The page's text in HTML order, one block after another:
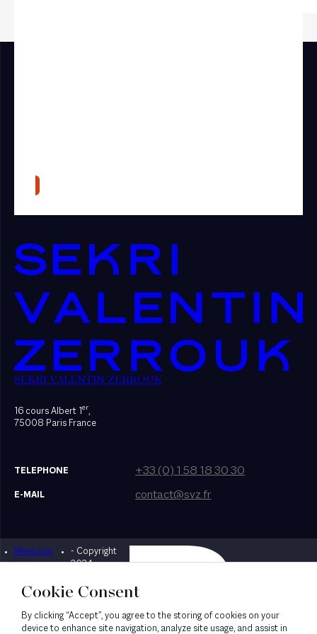
SEKRI VALENTIN ZERROUK
16 cours Albert 1er,
75008 Paris France
TELEPHONE +33 (0) 1 58 18 30 30
E-MAIL contact@svz.fr
Mentions
légales
- Copyright
2024
Designed by Bonhomme
Cookie Consent
By clicking “Accept”, you agree to the storing of cookies on your
device to enhance site navigation, analyze site usage, and assist in